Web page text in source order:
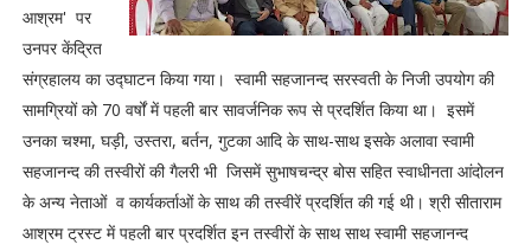
आश्रम' पर
उनपर केंद्रित
संग्रहालय का उद्घाटन किया गया। स्वामी सहजानन्द सरस्वती के निजी उपयोग की
सामग्रियों को 70 वर्षों में पहली बार सावर्जनिक रूप से प्रदर्शित किया था। इसमें
उनका चश्मा, घड़ी, उस्तरा, बर्तन, गुटका आदि के साथ-साथ इसके अलावा स्वामी
सहजानन्द की तस्वीरों की गैलरी भी जिसमें सुभाषचन्द्र बोस सहित स्वाधीनता आंदोलन
के अन्य नेताओं व कार्यकर्ताओं के साथ की तस्वीरें प्रदर्शित की गई थी। श्री सीताराम
आश्रम ट्रस्ट में पहली बार प्रदर्शित इन तस्वीरों के साथ साथ स्वामी सहजानन्द